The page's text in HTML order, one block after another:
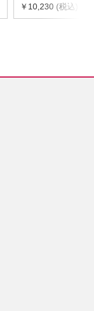
器具等基礎価格表
2026年度版
￥10,230 (税込)